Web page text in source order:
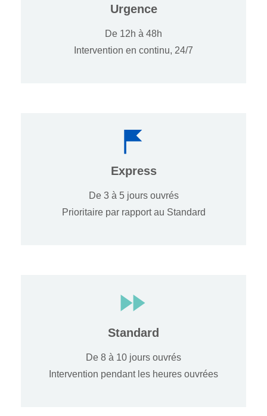
Urgence
De 12h à 48h
Intervention en continu, 24/7
Express
De 3 à 5 jours ouvrés
Prioritaire par rapport au Standard
Standard
De 8 à 10 jours ouvrés
Intervention pendant les heures ouvrées